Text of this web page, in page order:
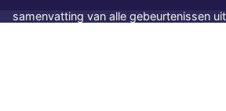
samenvatting van alle gebeurtenissen